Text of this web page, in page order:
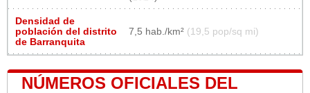
Densidad de
población del distrito
de Barranquita
7,5 hab./km² (19,5 pop/sq mi)
NÚMEROS OFICIALES DEL